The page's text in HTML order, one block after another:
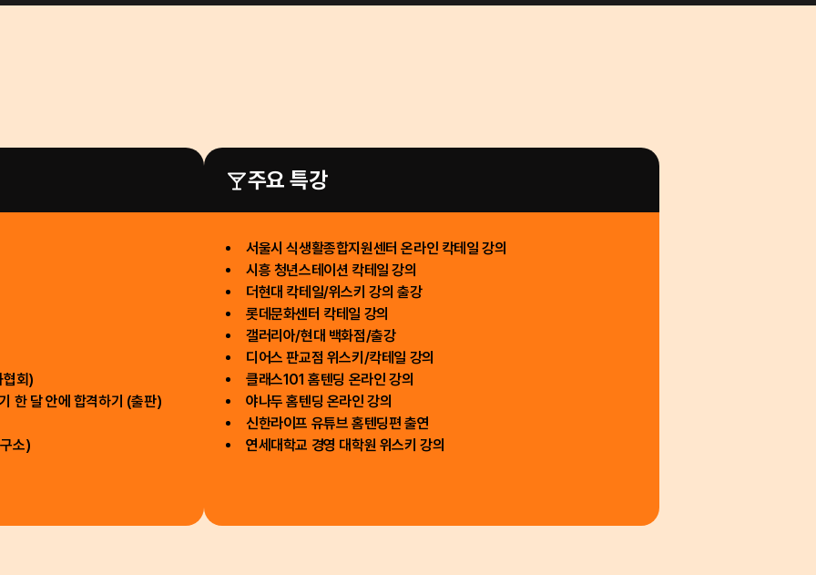
협회)
한 달 안에 합격하기 (출판)
소)
주요 특강
서울시 식생활종합지원센터 온라인 칵테일 강의
시흥 청년스테이션 칵테일 강의
더현대 칵테일/위스키 강의 출강
롯데문화센터 칵테일 강의
갤러리아/현대 백화점/출강
디어스 판교점 위스키/칵테일 강의
클래스101 홈텐딩 온라인 강의
야나두 홈텐딩 온라인 강의
신한라이프 유튜브 홈텐딩편 출연
연세대학교 경영 대학원 위스키 강의